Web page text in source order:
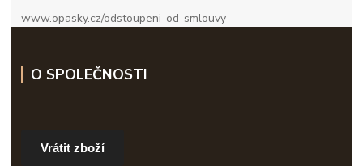
www.opasky.cz/odstoupeni-od-smlouvy
O SPOLEČNOSTI
Vrátit zboží